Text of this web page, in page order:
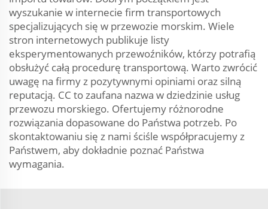
wyszukanie w internecie firm transportowych
specjalizujących się w przewozie morskim. Wiele
stron internetowych publikuje listy
eksperymentowanych przewoźników, którzy potrafią
obsłużyć całą procedurę transportową. Warto zwrócić
uwagę na firmy z pozytywnymi opiniami oraz silną
reputacją. CC to zaufana nazwa w dziedzinie usług
przewozu morskiego. Ofertujemy różnorodne
rozwiązania dopasowane do Państwa potrzeb. Po
skontaktowaniu się z nami ściśle współpracujemy z
Państwem, aby dokładnie poznać Państwa
wymagania.